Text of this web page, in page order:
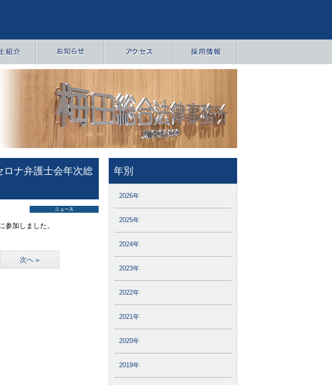
ナ弁護士会年次総
加しました。
次へ »
年別
2026年
2025年
2024年
2023年
2022年
2021年
2020年
2019年